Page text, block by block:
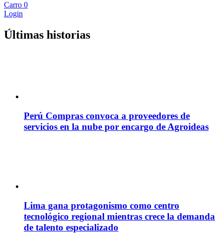
Carro 0
Login
Últimas historias
Perú Compras convoca a proveedores de
servicios en la nube por encargo de Agroideas
Lima gana protagonismo como centro
tecnológico regional mientras crece la demanda
de talento especializado